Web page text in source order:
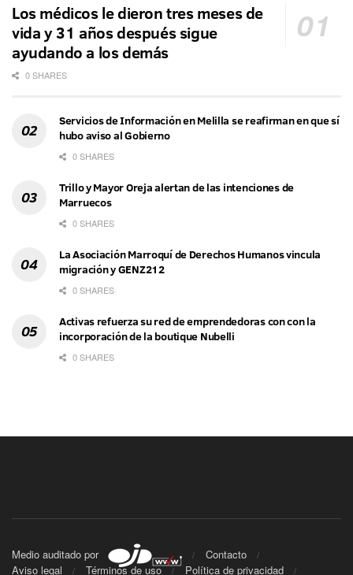
Los médicos le dieron tres meses de
vida y 31 años después sigue
ayudando a los demás
0 SHARES
Servicios de Información en Melilla se reafirman en que sí
hubo aviso al Gobierno
0 SHARES
Trillo y Mayor Oreja alertan de las intenciones de
Marruecos
0 SHARES
La Asociación Marroquí de Derechos Humanos vincula
migración y GENZ212
0 SHARES
Activas refuerza su red de emprendedoras con con la
incorporación de la boutique Nubelli
0 SHARES
Medio auditado por
Contacto
Aviso legal
Términos de uso Política de privacidad